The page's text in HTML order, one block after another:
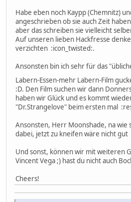
Habe eben noch Kaypp (Chemnitz)
angeschrieben ob sie auch Zeit
aber das schreiben sie vielleicht
Auf unseren lieben Hackfresse
verzichten :icon_twisted:.
Ansonsten bin ich sehr für das
Labern-Essen-mehr Labern-Film
:D. Den Film suchen wir dann
haben wir Glück und es kommt
"Dr.Strangelove" beim ersten mal
Ansonsten, Herr Moonshade, na wie
dabei, jetzt zu kneifen wäre nicht gut
Und sonst, können wir mit weiteren
Vincent Vega ;) hast du nicht auch
Cheers!